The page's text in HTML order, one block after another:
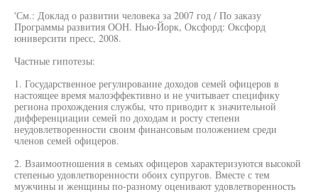
'См.: Доклад о развитии человека за 2007 год / По заказу
Программы развития ООН. Нью-Йорк, Оксфорд: Оксфорд
юниверсити пресс, 2008.
Частные гипотезы:
1. Государственное регулирование доходов семей офицеров в
настоящее время малоэффективно и не учитывает специфику
региона прохождения службы, что приводит к значительной
дифференциации семей по доходам и росту степени
неудовлетворенности своим финансовым положением среди
членов семей офицеров.
2. Взаимоотношения в семьях офицеров характеризуются высокой
степенью удовлетворенности обоих супругов. Вместе с тем
мужчины и женщины по-разному оценивают удовлетворенность